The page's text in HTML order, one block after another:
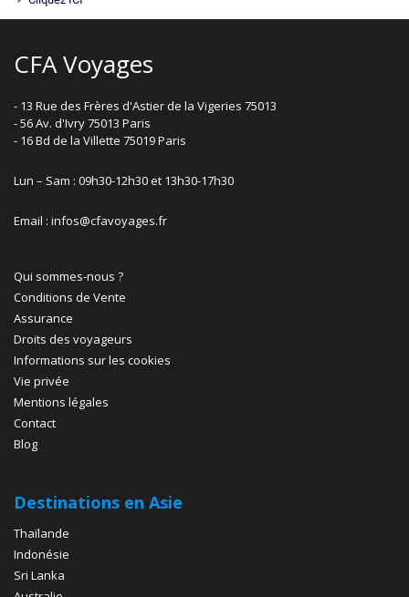
CFA Voyages
- 13 Rue des Frères d'Astier de la Vigeries 75013
- 56 Av. d'Ivry 75013 Paris
- 16 Bd de la Villette 75019 Paris
Lun – Sam : 09h30-12h30 et 13h30-17h30
Email : infos@cfavoyages.fr
Qui sommes-nous ?
Conditions de Vente
Assurance
Droits des voyageurs
Informations sur les cookies
Vie privée
Mentions légales
Contact
Blog
Destinations en Asie
Thaïlande
Indonésie
Sri Lanka